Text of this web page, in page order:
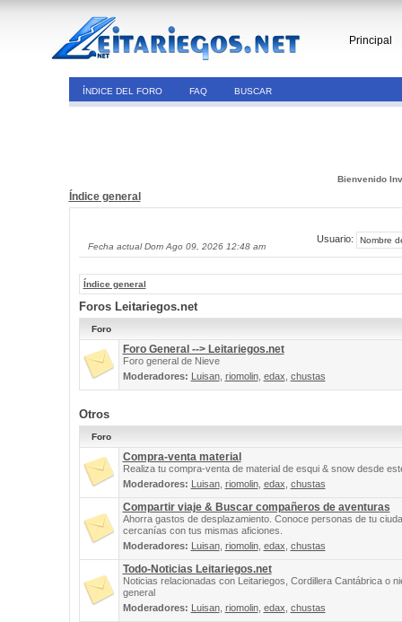
Principal
ÍNDICE DEL FORO FAQ BUSCAR
Bienvenido
Índice general
Fecha actual Dom Ago 09, 2026 12:48 am
Usuario:
Índice general
Foros Leitariegos.net
Foro
Foro General --> Leitariegos.net
Foro general de Nieve
Moderadores: Luisan, riomolin, edax chustas
Otros
Foro
Compra-venta material
Realiza tu compra-venta de material de esqui & snow desde
Moderadores: Luisan, riomolin, edax chustas
Compartir viaje & Buscar compañeros de aventuras
Ahorra gastos de desplazamiento. Conoce personas de tu
cercanías con tus mismas aficiones.
Moderadores: Luisan, riomolin, edax chustas
Todo-Noticias Leitariegos.net
Noticias relacionadas con Leitariegos, Cordillera Cantábrica o
general
Moderadores: Luisan, riomolin, edax chustas